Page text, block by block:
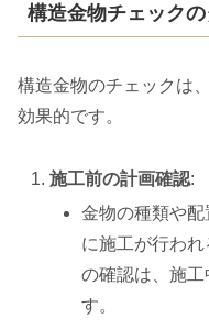
構造金物チェック
構造金物のチェックは
効果的です。
施工前の計画確認:
金物の種類や
に施工が行わ
の確認は、施
す。